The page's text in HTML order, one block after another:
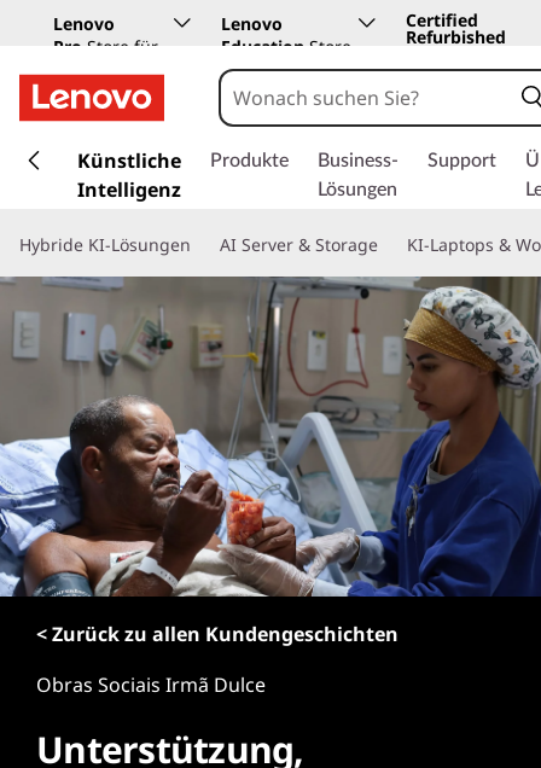
Lenovo
Pro Store für
Unternehmen
Lenovo
Education Store
Certified
Refurbished
u
a
t
i
l
s
p
r
i
Künstliche
Intelligenz
Produkte
Business-
Lösungen
Support
Hybride KI-Lösungen AI Server & Storage KI-Laptops &
< Zurück zu allen Kundengeschichten
Obras Sociais Irmã Dulce
Unterstützung,